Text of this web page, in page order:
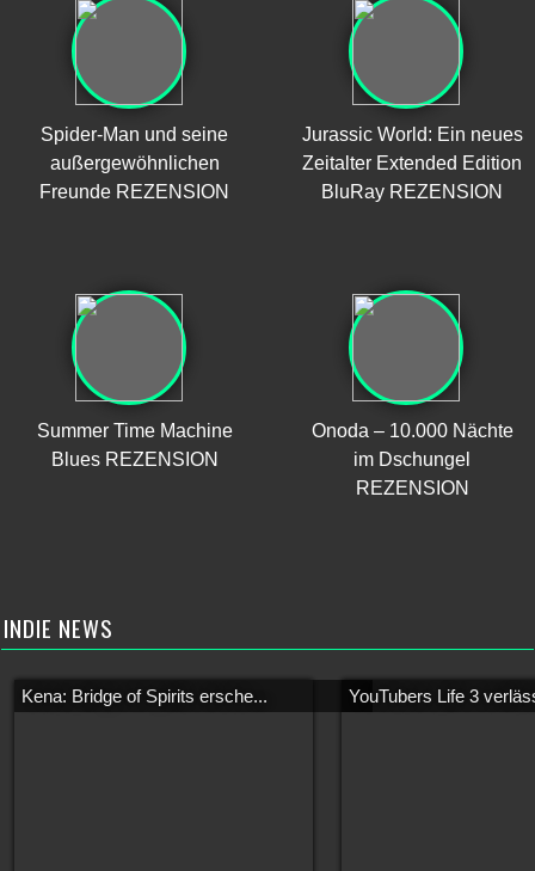
Spider-Man und seine
außergewöhnlichen
Freunde REZENSION
Jurassic World: Ein neues
Zeitalter Extended Edition
BluRay REZENSION
Summer Time Machine
Blues REZENSION
Onoda – 10.000 Nächte
im Dschungel
REZENSION
INDIE NEWS
Kena: Bridge of Spirits ersche... YouTubers Life 3